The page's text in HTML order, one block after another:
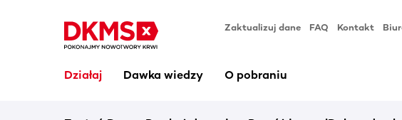
Zaktualizuj dane FAQ Kontakt
Działaj Dawka wiedzy O pobraniu